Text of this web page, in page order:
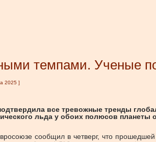
темпами. Ученые
2025 ]
все тревожные тренды
льда у обоих полюсов
сообщил в четверг, что